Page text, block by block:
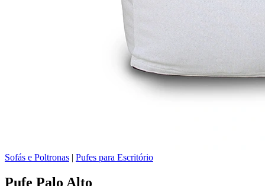
Sofás e Poltronas | Pufes para Escritório
Pufe Palo Alto